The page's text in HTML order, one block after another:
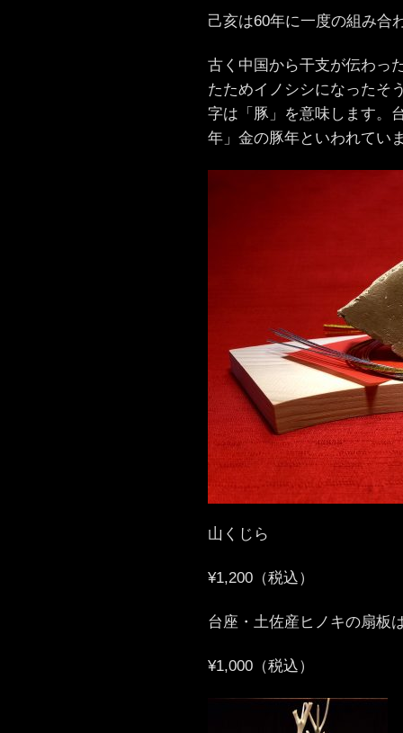
己亥は60年に一度の組み合
古く中国から干支が伝わっ
たためイノシシになったそ
字は「豚」を意味します。
年」金の豚年といわれてい
山くじら
¥1,200（税込）
台座・土佐産ヒノキの扇板
¥1,000（税込）